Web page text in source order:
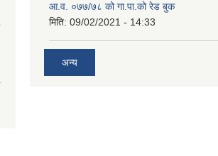
आ.व. ०७७/७८ को गा.पा.को रेड बुक
मिति: 09/02/2021 - 14:33
अन्य